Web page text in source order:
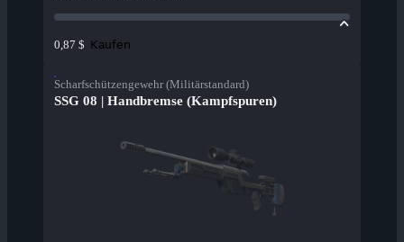
0,87 $ Kaufen
Scharfschützengewehr (Militärstandard)
SSG 08 | Handbremse (Kampfspuren)